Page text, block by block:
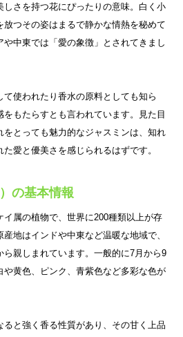
さを持つ花にぴったりの意味。白く小
つその姿はまるで静かな情熱を秘めて
中東では「愛の象徴」とされてきまし
使われたり香水の原料としても知ら
もたらすとも言われています。見た目
とっても魅力的なジャスミンは、知れ
愛と優美さを感じられるはずです。
の基本情報
イ属の植物で、世界に200種類以上が存
地はインドや中東など温暖な地域で、
ら親しまれています。一般的に7月から9
や黄色、ピンク、青紫色など多彩な色が
と強く香る性質があり、その甘く上品